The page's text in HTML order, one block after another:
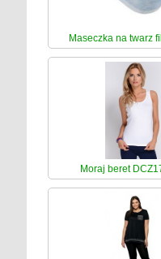
Maseczka na twarz
Moraj beret